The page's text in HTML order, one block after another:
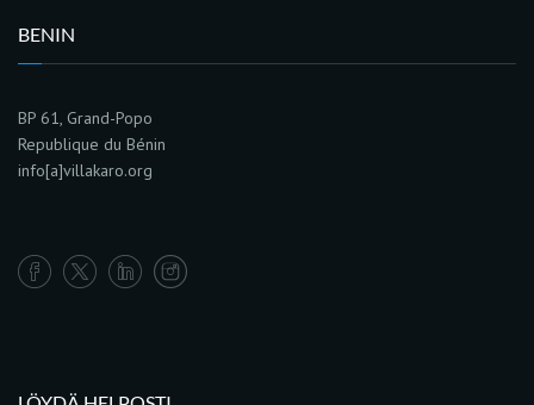
BENIN
BP 61, Grand-Popo
Republique du Bénin
info[a]villakaro.org